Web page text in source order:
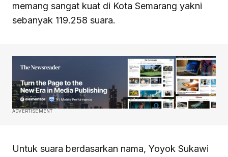
memang sangat kuat di Kota Semarang yakni
sebanyak 119.258 suara.
ADVERTISEMENT
Untuk suara berdasarkan nama, Yoyok Sukawi